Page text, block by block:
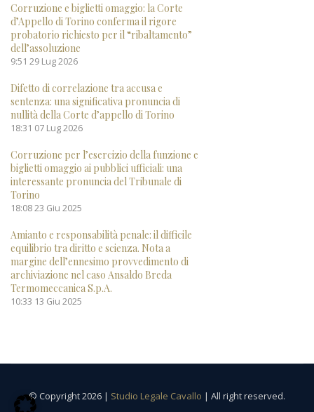
Corruzione e biglietti omaggio: la Corte
d’Appello di Torino conferma il rigore
probatorio richiesto per il “ribaltamento”
dell’assoluzione
9:51 29 Lug 2026
Difetto di correlazione tra accusa e
sentenza: una significativa pronuncia di
nullità della Corte d’appello di Torino
18:31 07 Lug 2026
Corruzione per l’esercizio della funzione e
biglietti omaggio ai pubblici ufficiali: una
interessante pronuncia del Tribunale di
Torino
18:08 23 Giu 2025
Amianto e responsabilità penale: il difficile
equilibrio tra diritto e scienza. Nota a
margine dell’ennesimo provvedimento di
archiviazione nel caso Ansaldo Breda
Termomeccanica S.p.A.
10:33 13 Giu 2025
© Copyright 2026 | Studio Legale Cavallo | All right reserved.